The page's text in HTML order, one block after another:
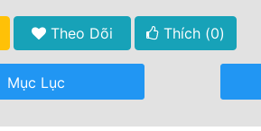
Theo Dõi Thích (0)
Mục Lục